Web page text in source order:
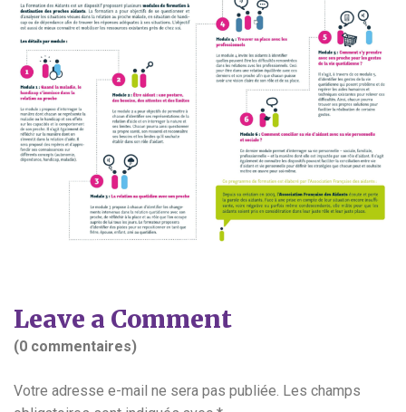
Leave a Comment
(0 commentaires)
Votre adresse e-mail ne sera pas publiée. Les champs